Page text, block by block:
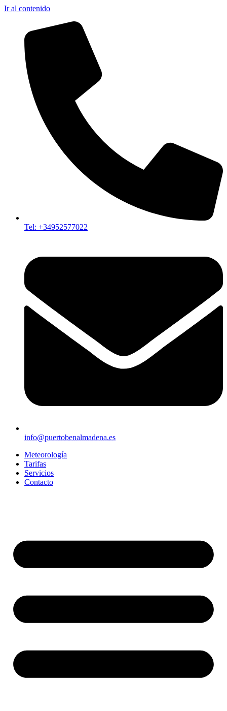
Ir al contenido
Tel: +34952577022
info@puertobenalmadena.es
Meteorología
Tarifas
Servicios
Contacto